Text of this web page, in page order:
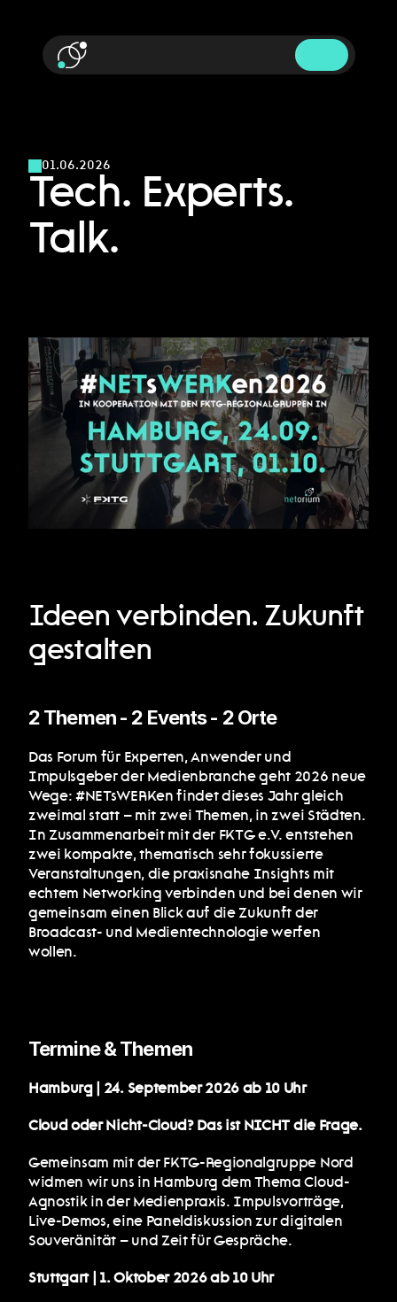
01.06.2026
Tech. Experts.
Talk.
Ideen verbinden. Zukunft
gestalten
2 Themen - 2 Events - 2 Orte
Das Forum für Experten, Anwender und
Impulsgeber der Medienbranche geht 2026 neue
Wege: #NETsWERKen findet dieses Jahr gleich
zweimal statt – mit zwei Themen, in zwei Städten.
In Zusammenarbeit mit der FKTG e.V. entstehen
zwei kompakte, thematisch sehr fokussierte
Veranstaltungen, die praxisnahe Insights mit
echtem Networking verbinden und bei denen wir
gemeinsam einen Blick auf die Zukunft der
Broadcast- und Medientechnologie werfen
wollen.
Termine & Themen
Hamburg | 24. September 2026 ab 10 Uhr
Cloud oder Nicht-Cloud? Das ist NICHT die Frage.
Gemeinsam mit der FKTG-Regionalgruppe Nord
widmen wir uns in Hamburg dem Thema Cloud-
Agnostik in der Medienpraxis. Impulsvorträge,
Live-Demos, eine Paneldiskussion zur digitalen
Souveränität – und Zeit für Gespräche.
Stuttgart | 1. Oktober 2026 ab 10 Uhr